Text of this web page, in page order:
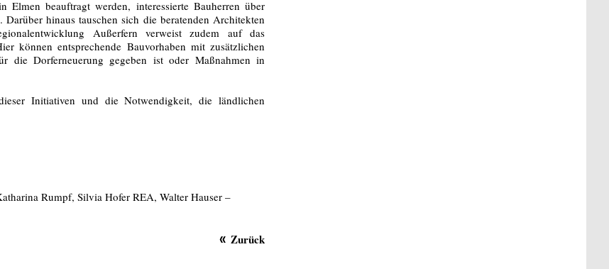
beauftragt werden, interessierte Bauherren über
hinaus tauschen sich die beratenden Architekten
Außerfern verweist zudem auf das
können entsprechende Bauvorhaben mit zusätzlichen
die Dorferneuerung gegeben ist oder Maßnahmen in
Initiativen und die Notwendigkeit, die ländlichen
Rumpf, Silvia Hofer REA, Walter Hauser –
Zurück